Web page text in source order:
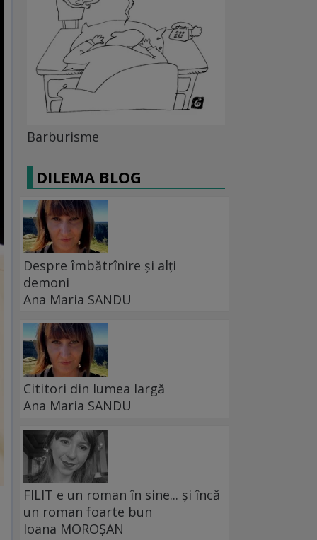
Barburisme
DILEMA BLOG
Despre îmbătrînire și alți
demoni
Ana Maria SANDU
Cititori din lumea largă
Ana Maria SANDU
FILIT e un roman în sine... și încă
un roman foarte bun
Ioana MOROȘAN